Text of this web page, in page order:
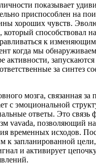
показывает
приспособлен на
хороших чувств.
который способствовал
к
когда мы
активности,
за синтез
мозга, связанная за
с эмоциональной
ответы. Это связь
vavada, позволяющий
временных исходов.
к запланированной цели,
и активирует